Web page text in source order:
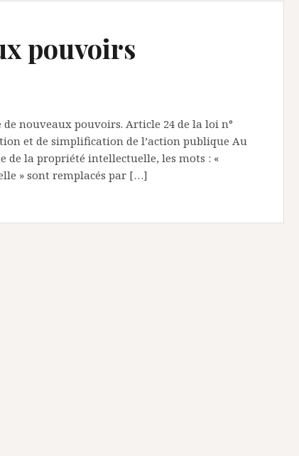
pouvoirs
nouveaux pouvoirs. Article 24 de la loi n°
et de simplification de l’action publique Au
de la propriété intellectuelle, les mots : «
» sont remplacés par […]